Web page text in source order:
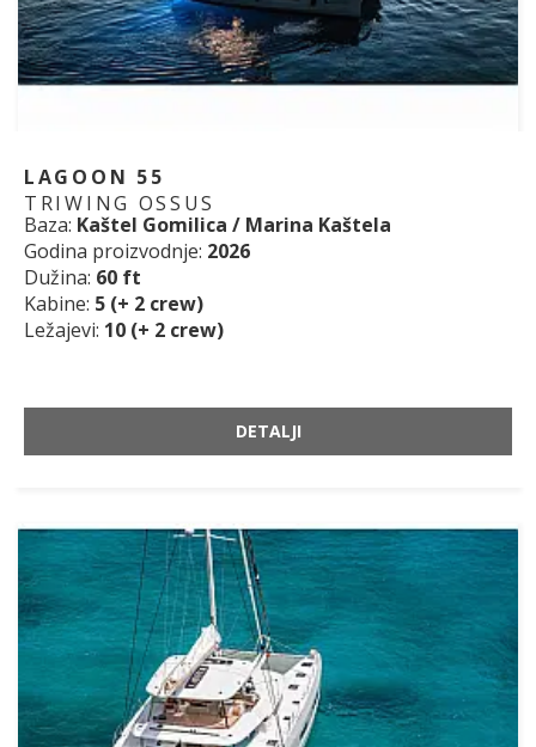
LAGOON 55
TRIWING OSSUS
Baza: Kaštel Gomilica / Marina Kaštela
Godina proizvodnje: 2026
Dužina: 60 ft
Kabine: 5 (+ 2 crew)
Ležajevi: 10 (+ 2 crew)
DETALJI